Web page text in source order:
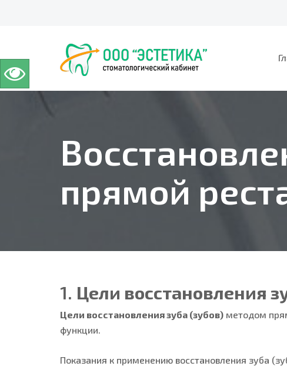
прямой
1. Цели восстановления
Цели восстановления зуба (зубов) методом
функции.
Показания к применению восстановления зуба